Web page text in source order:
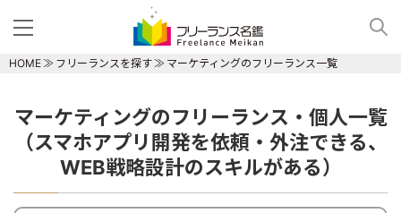
HOME フリーランスを探す マーケティングのフリーランス一覧
マーケティングのフリーランス・個人一覧
（スマホアプリ開発を依頼・外注できる、
WEB戦略設計のスキルがある）